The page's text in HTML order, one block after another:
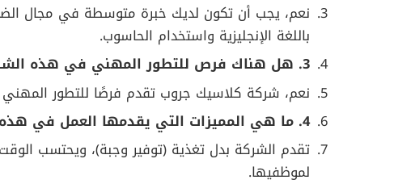
نعم، يجب أن تكون لديك خبرة متوسطة في مجال
باللغة الإنجليزية واستخدام الحاسوب.
3. هل هناك فرص للتطور المهني في هذه الشركة؟
نعم، شركة كلاسيك جروب تقدم فرصًا للتطور المهني
4. ما هي المميزات التي يقدمها العمل في هذه الشركة؟
تقدم الشركة بدل تغذية (توفير وجبة)، ويحتسب
لموظفيها.